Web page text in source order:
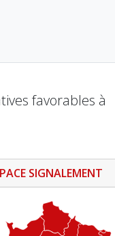
favorables à
SIGNALEMENT